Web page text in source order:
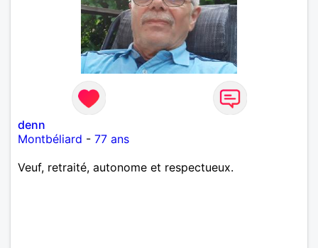
denn
Montbéliard - 77 ans
Veuf, retraité, autonome et respectueux.